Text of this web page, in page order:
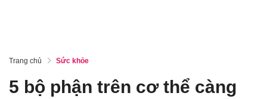
Trang chủ Sức khỏe
5 bộ phận trên cơ thể càng